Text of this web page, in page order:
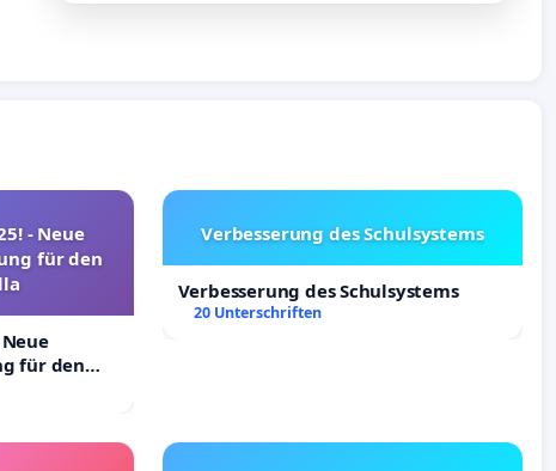
- Neue
für den
für den
Verbesserung des Schulsystems
Verbesserung des Schulsystems
20 Unterschriften